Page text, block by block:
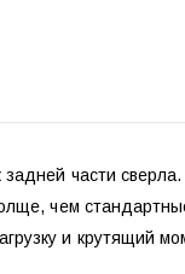
части
чем
и крутящий